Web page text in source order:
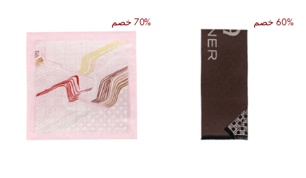
60% خصم 70% خصم